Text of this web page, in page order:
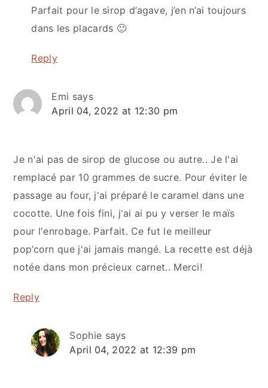
Parfait pour le sirop d’agave, j’en n’ai toujours
dans les placards 🙂
Reply
Emi says
April 04, 2022 at 12:30 pm
Je n'ai pas de sirop de glucose ou autre.. Je l'ai
remplacé par 10 grammes de sucre. Pour éviter le
passage au four, j'ai préparé le caramel dans une
cocotte. Une fois fini, j'ai ai pu y verser le maïs
pour l'enrobage. Parfait. Ce fut le meilleur
pop’corn que j'ai jamais mangé. La recette est déjà
notée dans mon précieux carnet.. Merci!
Reply
Sophie says
April 04, 2022 at 12:39 pm